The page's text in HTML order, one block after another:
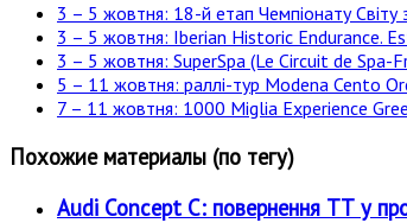
3 – 5 жовтня: 18-й етап Чемпіонату Світу
3 – 5 жовтня: Iberian Historic Endurance.
3 – 5 жовтня: SuperSpa (Le Circuit de Spa-
5 – 11 жовтня: раллі-тур Modena Cento
7 – 11 жовтня: 1000 Miglia Experience
Похожие материалы (по тегу)
Audi Concept C: повернення ТТ у